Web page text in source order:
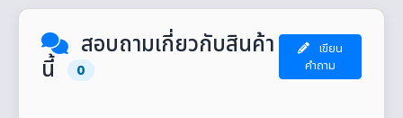
สอบถามเกี่ยวกับสินค้า
นี้
0
เขียน
คำถาม